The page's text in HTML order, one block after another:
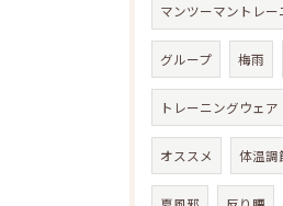
マンツーマントレー
グループ 梅雨
トレーニングウェア
オススメ 体温調